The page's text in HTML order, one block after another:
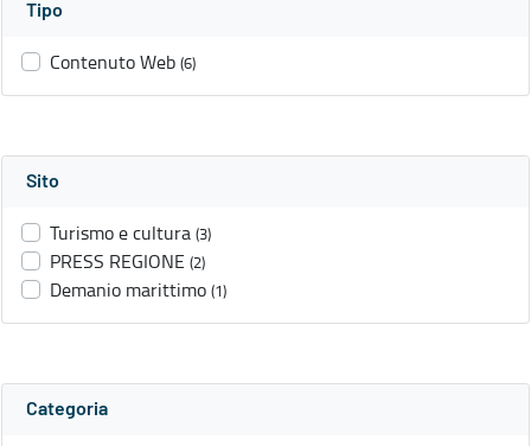
Tipo
Contenuto Web (6)
Sito
Turismo e cultura (3)
PRESS REGIONE (2)
Demanio marittimo (1)
Categoria